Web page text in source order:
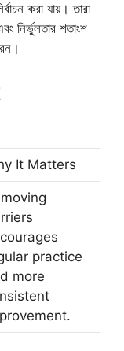
করা যায়। তারা
নির্ভুলতার শতাংশ
It Matters
practice
more